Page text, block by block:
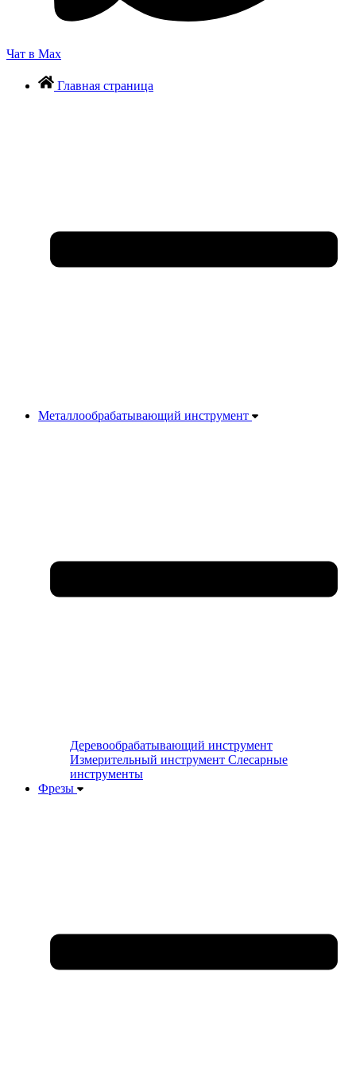
Чат в Max
Главная страница
Металлообрабатывающий инструмент
Деревообрабатывающий инструмент
Измерительный инструмент Слесарные
инструменты
Фрезы